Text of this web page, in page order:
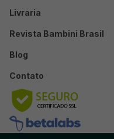
Livraria
Revista Bambini Brasil
Blog
Contato